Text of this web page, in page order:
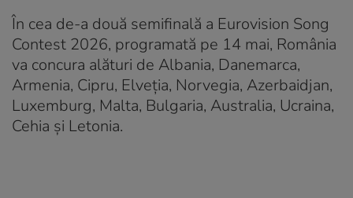
În cea de-a două semifinală a Eurovision Song
Contest 2026, programată pe 14 mai, România
va concura alături de Albania, Danemarca,
Armenia, Cipru, Elveția, Norvegia, Azerbaidjan,
Luxemburg, Malta, Bulgaria, Australia, Ucraina,
Cehia și Letonia.